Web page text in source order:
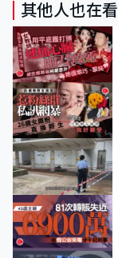
其他人也在看